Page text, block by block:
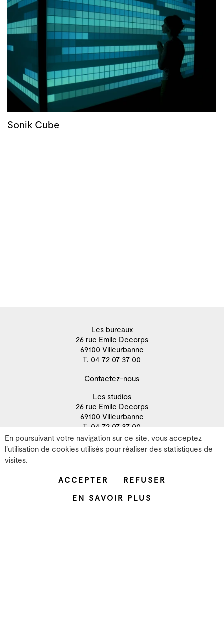
En poursuivant votre navigation sur ce site, vous acceptez
l’utilisation de cookies utilisés pour réaliser des statistiques de
visites.
ACCEPTER
REFUSER
EN SAVOIR PLUS
Sonik Cube
Les bureaux
26 rue Emile Decorps
69100 Villeurbanne
T. 04 72 07 37 00
Contactez-nous
Les studios
26 rue Emile Decorps
69100 Villeurbanne
T. 04 72 07 37 00
Le projet
L'équipe
Mentions légales
Facebook